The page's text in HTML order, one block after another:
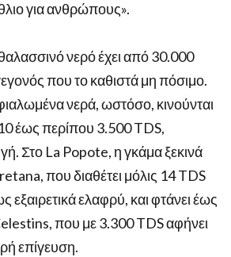
για ανθρώπους».
νερό έχει από 30.000
που το καθιστά μη πόσιμο.
νερά, ωστόσο, κινούνται
έως περίπου 3.500 TDS,
Στο La Popote, η γκάμα ξεκινά
που διαθέτει μόλις 14 TDS
εξαιρετικά ελαφρύ, και φτάνει έως
που με 3.300 TDS αφήνει
επίγευση.